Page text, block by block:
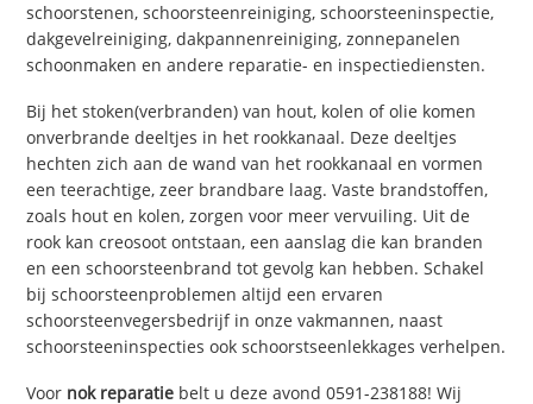
schoorstenen, schoorsteenreiniging, schoorsteeninspectie,
dakgevelreiniging, dakpannenreiniging, zonnepanelen
schoonmaken en andere reparatie- en inspectiediensten.
Bij het stoken(verbranden) van hout, kolen of olie komen
onverbrande deeltjes in het rookkanaal. Deze deeltjes
hechten zich aan de wand van het rookkanaal en vormen
een teerachtige, zeer brandbare laag. Vaste brandstoffen,
zoals hout en kolen, zorgen voor meer vervuiling. Uit de
rook kan creosoot ontstaan, een aanslag die kan branden
en een schoorsteenbrand tot gevolg kan hebben. Schakel
bij schoorsteenproblemen altijd een ervaren
schoorsteenvegersbedrijf in onze vakmannen, naast
schoorsteeninspecties ook schoorstseenlekkages verhelpen.
Voor nok reparatie belt u deze avond 0591-238188! Wij